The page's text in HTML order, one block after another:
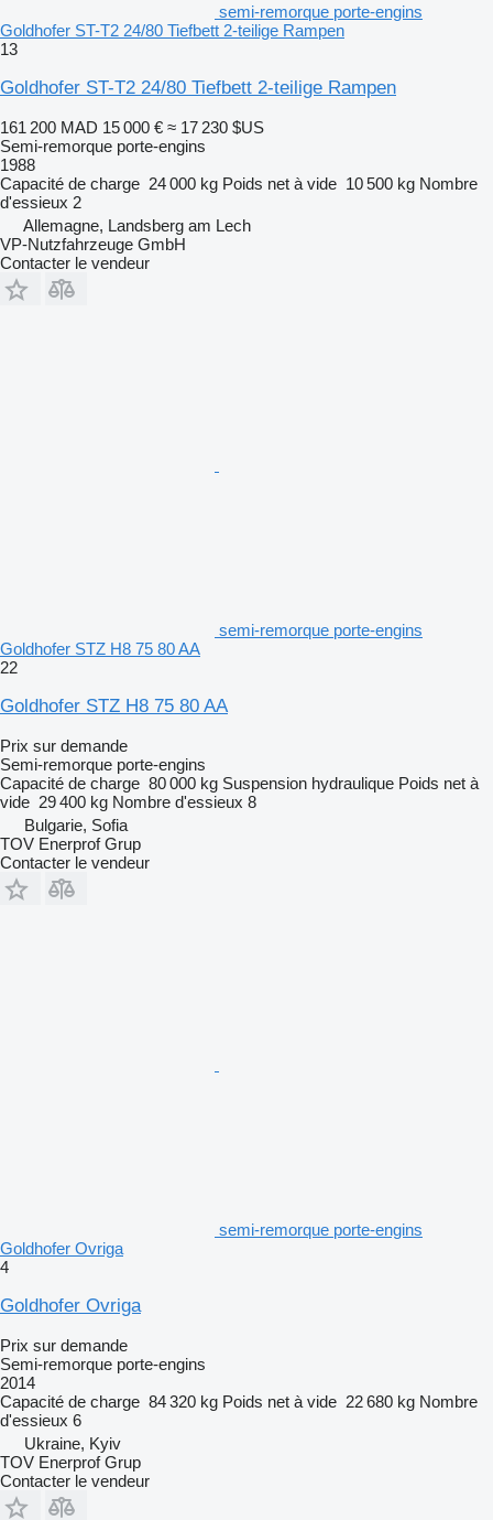
semi-remorque porte-engins
Goldhofer ST-T2 24/80 Tiefbett 2-teilige Rampen
13
Goldhofer ST-T2 24/80 Tiefbett 2-teilige Rampen
161 200 MAD 15 000 € ≈ 17 230 $US
Semi-remorque porte-engins
1988
Capacité de charge 24 000 kg Poids net à vide 10 500 kg Nombre
d'essieux 2
Allemagne, Landsberg am Lech
VP-Nutzfahrzeuge GmbH
Contacter le vendeur
semi-remorque porte-engins
Goldhofer STZ H8 75 80 AA
22
Goldhofer STZ H8 75 80 AA
Prix sur demande
Semi-remorque porte-engins
Capacité de charge 80 000 kg Suspension hydraulique Poids net à
vide 29 400 kg Nombre d'essieux 8
Bulgarie, Sofia
TOV Enerprof Grup
Contacter le vendeur
semi-remorque porte-engins
Goldhofer Ovriga
4
Goldhofer Ovriga
Prix sur demande
Semi-remorque porte-engins
2014
Capacité de charge 84 320 kg Poids net à vide 22 680 kg Nombre
d'essieux 6
Ukraine, Kyiv
TOV Enerprof Grup
Contacter le vendeur